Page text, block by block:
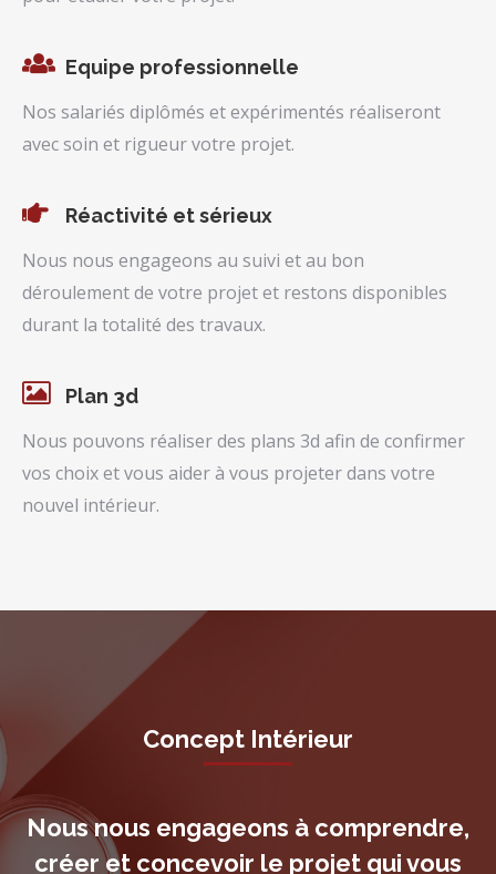
Equipe professionnelle
Nos salariés diplômés et expérimentés réaliseront
avec soin et rigueur votre projet.
Réactivité et sérieux
Nous nous engageons au suivi et au bon
déroulement de votre projet et restons disponibles
durant la totalité des travaux.
Plan 3d
Nous pouvons réaliser des plans 3d afin de confirmer
vos choix et vous aider à vous projeter dans votre
nouvel intérieur.
Concept Intérieur
Nous nous engageons à comprendre,
créer et concevoir le projet qui vous